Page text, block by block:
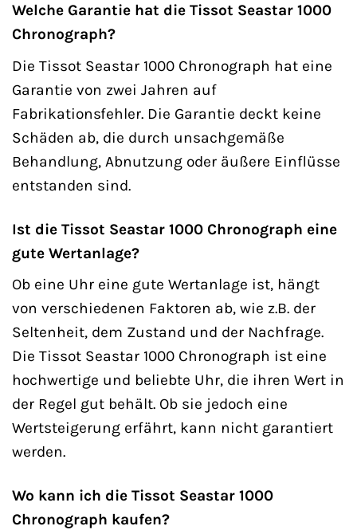
Welche Garantie hat die Tissot Seastar 1000
Chronograph?
Die Tissot Seastar 1000 Chronograph hat eine
Garantie von zwei Jahren auf
Fabrikationsfehler. Die Garantie deckt keine
Schäden ab, die durch unsachgemäße
Behandlung, Abnutzung oder äußere Einflüsse
entstanden sind.
Ist die Tissot Seastar 1000 Chronograph eine
gute Wertanlage?
Ob eine Uhr eine gute Wertanlage ist, hängt
von verschiedenen Faktoren ab, wie z.B. der
Seltenheit, dem Zustand und der Nachfrage.
Die Tissot Seastar 1000 Chronograph ist eine
hochwertige und beliebte Uhr, die ihren Wert in
der Regel gut behält. Ob sie jedoch eine
Wertsteigerung erfährt, kann nicht garantiert
werden.
Wo kann ich die Tissot Seastar 1000
Chronograph kaufen?